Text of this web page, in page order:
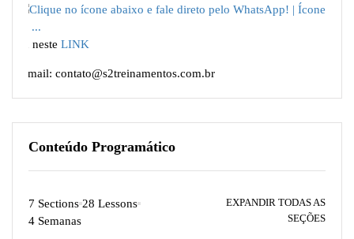
ou neste LINK
E-mail: contato@s2treinamentos.com.br
Conteúdo Programático
7 Sections 28 Lessons
4 Semanas
EXPANDIR TODAS AS
SEÇÕES